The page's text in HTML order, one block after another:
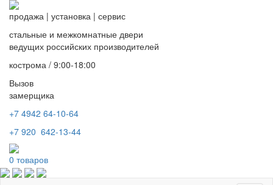
продажа | установка | сервис
стальные и межкомнатные двери
ведущих российских производителей
кострома / 9:00-18:00
Вызов
замерщика
+7 4942 64-10-64
+7 920 642-13-44
0 товаров